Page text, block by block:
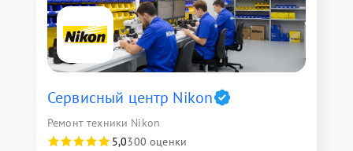
Сервисный центр Nikon
Ремонт техники Nikon
5,0300 оценки